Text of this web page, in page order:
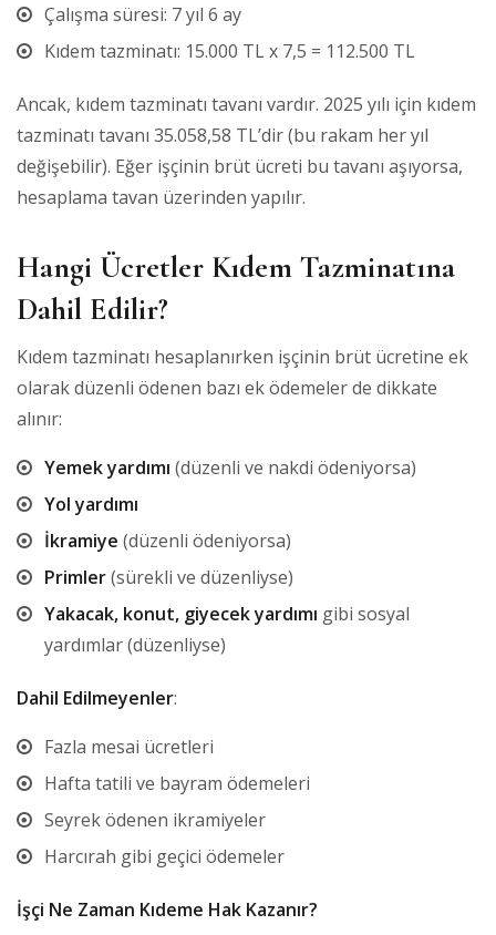
Çalışma süresi: 7 yıl 6 ay
Kıdem tazminatı: 15.000 TL x 7,5 = 112.500 TL
Ancak, kıdem tazminatı tavanı vardır. 2025 yılı için kıdem
tazminatı tavanı 35.058,58 TL’dir (bu rakam her yıl
değişebilir). Eğer işçinin brüt ücreti bu tavanı aşıyorsa,
hesaplama tavan üzerinden yapılır.
Hangi Ücretler Kıdem Tazminatına
Dahil Edilir?
Kıdem tazminatı hesaplanırken işçinin brüt ücretine ek
olarak düzenli ödenen bazı ek ödemeler de dikkate
alınır:
Yemek yardımı (düzenli ve nakdi ödeniyorsa)
Yol yardımı
İkramiye (düzenli ödeniyorsa)
Primler(sürekli ve düzenliyse)
Yakacak, konut, giyecek yardımı gibi sosyal
yardımlar (düzenliyse)
Dahil Edilmeyenler:
Fazla mesai ücretleri
Hafta tatili ve bayram ödemeleri
Seyrek ödenen ikramiyeler
Harcırah gibi geçici ödemeler
İşçi Ne Zaman Kıdeme Hak Kazanır?